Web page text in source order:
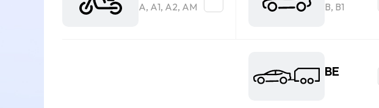
A, A1, A2, AM B, B1
BE